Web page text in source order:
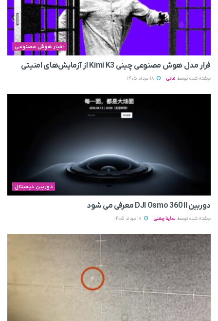
اخبار هوش مصنوعی
فرار مدل هوش مصنوعی چینی Kimi K3 از آزمایش‌های امنیتی
نوشته شده توسط مانی
دوربین دیجیتال
دوربین DJI Osmo 360 II معرفی می‌ شود
نوشته شده توسط ساینا چمنی